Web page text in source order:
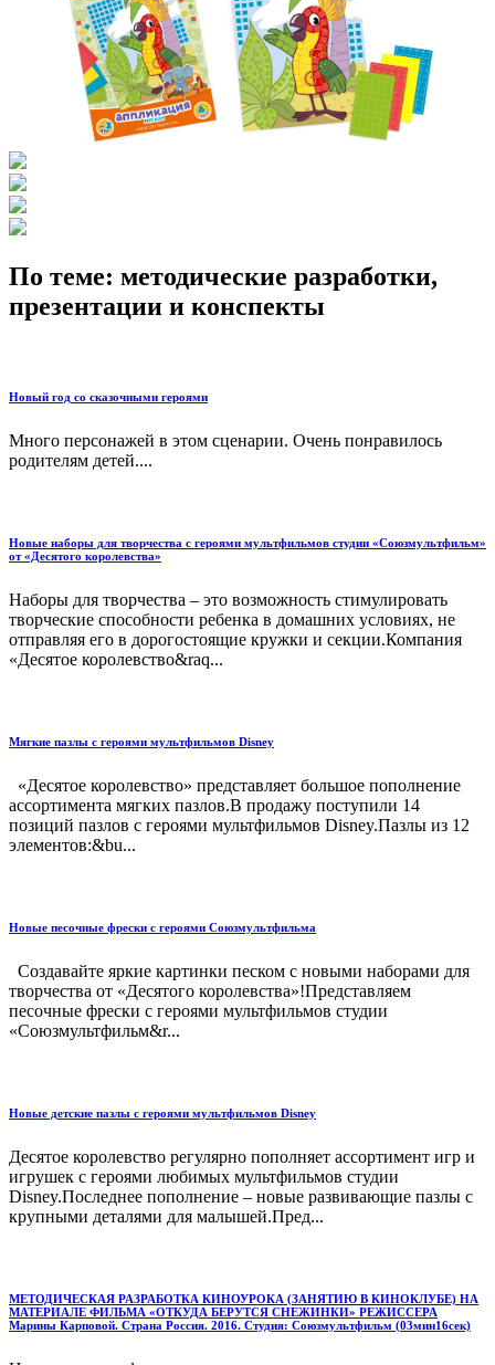
По теме: методические разработки,
презентации и конспекты
Новый год со сказочными героями
Много персонажей в этом сценарии. Очень понравилось
родителям детей....
Новые наборы для творчества с героями мультфильмов студии «Союзмультфильм»
от «Десятого королевства»
Наборы для творчества – это возможность стимулировать
творческие способности ребенка в домашних условиях, не
отправляя его в дорогостоящие кружки и секции.Компания
«Десятое королевство&raq...
Мягкие пазлы с героями мультфильмов Disney
«Десятое королевство» представляет большое пополнение
ассортимента мягких пазлов.В продажу поступили 14
позиций пазлов с героями мультфильмов Disney.Пазлы из 12
элементов:&bu...
Новые песочные фрески с героями Союзмультфильма
Создавайте яркие картинки песком с новыми наборами для
творчества от «Десятого королевства»!Представляем
песочные фрески с героями мультфильмов студии
«Союзмультфильм&r...
Новые детские пазлы с героями мультфильмов Disney
Десятое королевство регулярно пополняет ассортимент игр и
игрушек с героями любимых мультфильмов студии
Disney.Последнее пополнение – новые развивающие пазлы с
крупными деталями для малышей.Пред...
МЕТОДИЧЕСКАЯ РАЗРАБОТКА КИНОУРОКА (ЗАНЯТИЮ В КИНОКЛУБЕ) НА
МАТЕРИАЛЕ ФИЛЬМА «ОТКУДА БЕРУТСЯ СНЕЖИНКИ» РЕЖИССЕРА
Марины Карповой. Страна Россия. 2016. Студия: Союзмультфильм (03мин16сек)